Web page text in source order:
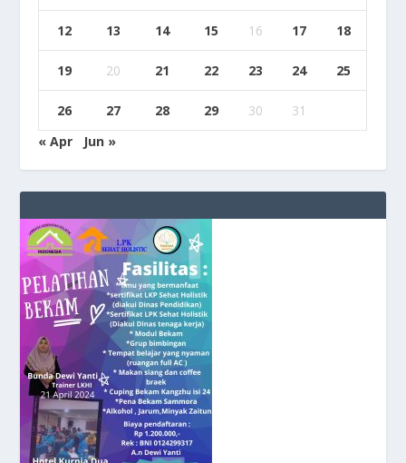
12 13 14 15 16 17 18
19 20 21 22 23 24 25
26 27 28 29 30
31
« Apr
Jun »